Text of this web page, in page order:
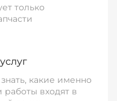
только
какие именно
работы входят в